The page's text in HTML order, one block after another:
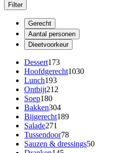
Filter
Gerecht
Aantal personen
Dieetvoorkeur
Dessert173
Hoofdgerecht1030
Lunch193
Ontbijt212
Soep180
Bakken304
Bijgerecht189
Salade271
Tussendoor78
Sauzen & dressings50